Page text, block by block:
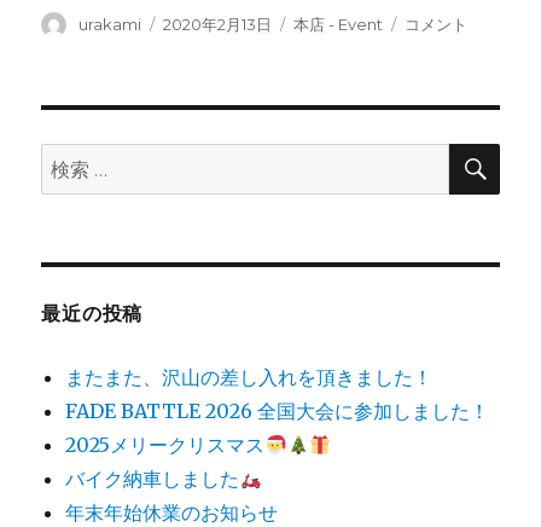
投
urakami
投
2020年2月13日
カ
本店 - Event
レ
取
扱
に
コメント
検
索:
検
最近の投稿
またまた、沢山の差し入れを頂きました！
FADE BATTLE 2026 全国大会に参加しました！
2025メリークリスマス
バイク納車しました
年末年始休業のお知らせ